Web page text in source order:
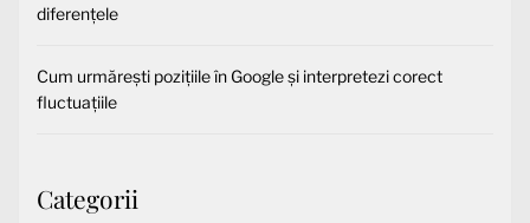
diferențele
Cum urmărești pozițiile în Google și interpretezi corect
fluctuațiile
Categorii